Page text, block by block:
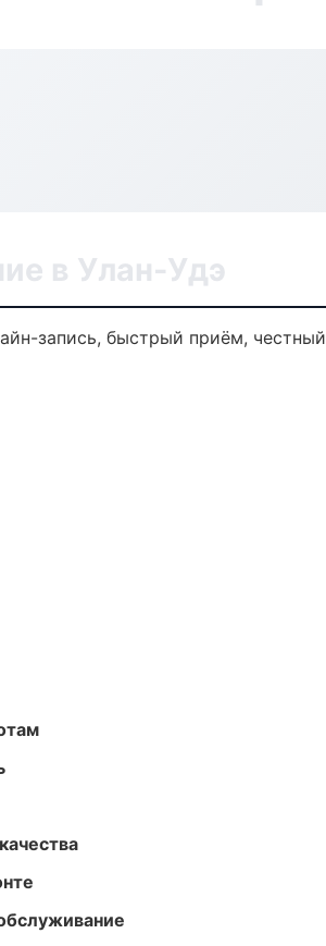
в Улан-Удэ
запись, быстрый приём,